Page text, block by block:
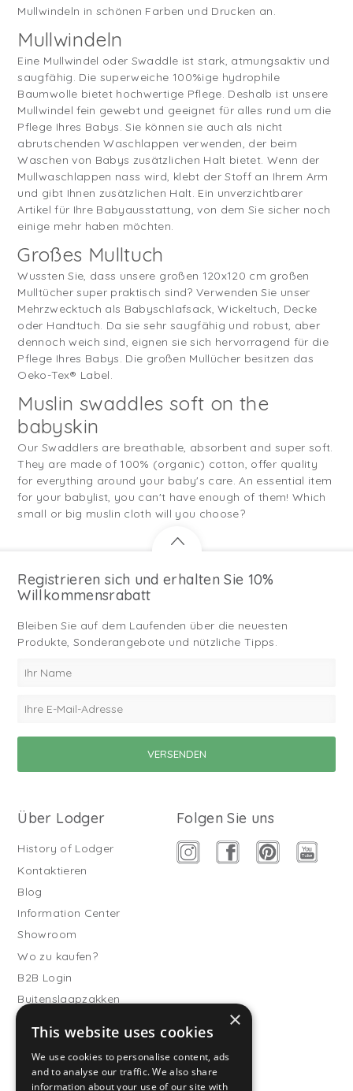
Mullwindeln in schönen Farben und Drucken an.
Mullwindeln
Eine Mullwindel oder Swaddle ist stark, atmungsaktiv und
saugfähig. Die superweiche 100%ige hydrophile
Baumwolle bietet hochwertige Pflege. Deshalb ist unsere
Mullwindel fein gewebt und geeignet für alles rund um die
Pflege Ihres Babys. Sie können sie auch als nicht
abrutschenden Waschlappen verwenden, der beim
Waschen von Babys zusätzlichen Halt bietet. Wenn der
Mullwaschlappen nass wird, klebt der Stoff an Ihrem Arm
und gibt Ihnen zusätzlichen Halt. Ein unverzichtbarer
Artikel für Ihre Babyausstattung, von dem Sie sicher noch
einige mehr haben möchten.
Großes Mulltuch
Wussten Sie, dass unsere großen 120x120 cm großen
Mulltücher super praktisch sind? Verwenden Sie unser
Mehrzwecktuch als Babyschlafsack, Wickeltuch, Decke
oder Handtuch. Da sie sehr saugfähig und robust, aber
dennoch weich sind, eignen sie sich hervorragend für die
Pflege Ihres Babys. Die großen Mullücher besitzen das
Oeko-Tex® Label.
Muslin swaddles soft on the
babyskin
Our Swaddlers are breathable, absorbent and super soft.
They are made of 100% (organic) cotton, offer quality
for everything around your baby's care. An essential item
for your babylist, you can't have enough of them! Which
small or big muslin cloth will you choose?
Registrieren sich und erhalten Sie 10%
Willkommensrabatt
Bleiben Sie auf dem Laufenden über die neuesten
Produkte, Sonderangebote und nützliche Tipps.
Über Lodger
History of Lodger
Kontaktieren
Blog
Information Center
Showroom
Wo zu kaufen?
B2B Login
Buitenslaapzakken
Kundendienst
Häufig gestellte Fragen
Folgen Sie uns
×
This website uses cookies
We use cookies to personalise content, ads
and to analyse our traffic. We also share
information about your use of our site with